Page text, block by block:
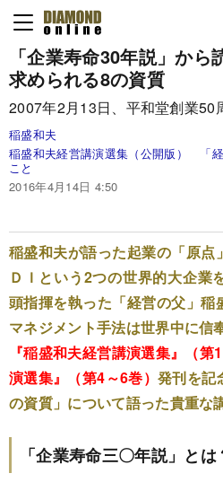
「企業寿命30年説」から
求められる8の資質
2007年2月13日、平和堂創業50
稲盛和夫
稲盛和夫経営講演選集（公開版） 「
こと
2016年4月14日 4:50
稲盛和夫が語った起業の「原
ＤＩという2つの世界的大企業
頭指揮を執った「経営の父」稲
マネジメント手法は世界中に信
『稲盛和夫経営講演選集』（第1
演選集』（第4～6巻）発刊を記
の資質」について語った貴重な
「企業寿命三〇年説」とは